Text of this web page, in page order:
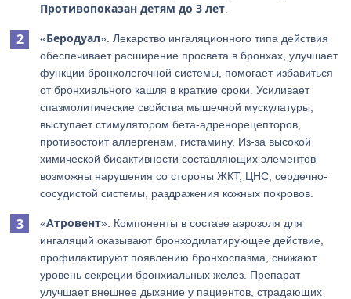
Противопоказан детям до 3 лет
«Беродуал». Лекарство ингаляционного типа действия
обеспечивает расширение просвета в бронхах, улучшает
функции бронхолегочной системы, помогает избавиться
от бронхиального кашля в краткие сроки. Усиливает
спазмолитические свойства мышечной мускулатуры,
выступает стимулятором бета-адренорецепторов,
противостоит аллергенам, гистамину. Из-за высокой
химической биоактивности составляющих элементов
возможны нарушения со стороны ЖКТ, ЦНС, сердечно-
сосудистой системы, раздражения кожных покровов.
«Атровент». Компоненты в составе аэрозоля для
ингаляций оказывают бронходилатирующее действие,
профилактируют появлению бронхоспазма, снижают
уровень секреции бронхиальных желез. Препарат
улучшает внешнее дыхание у пациентов, страдающих